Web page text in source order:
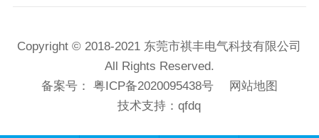
Copyright © 2018-2021 东莞市祺丰电气科技有限公司
All Rights Reserved.
备案号： 粤ICP备2020095438号
网站地图
技术支持：qfdq